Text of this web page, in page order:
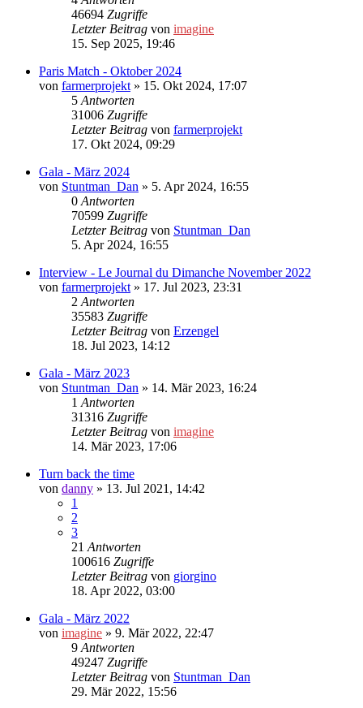
46694 Zugriffe
Letzter Beitrag von imagine
15. Sep 2025, 19:46
Paris Match - Oktober 2024
von farmerprojekt » 15. Okt 2024, 17:07
5 Antworten
31006 Zugriffe
Letzter Beitrag von farmerprojekt
17. Okt 2024, 09:29
Gala - März 2024
von Stuntman_Dan » 5. Apr 2024, 16:55
0 Antworten
70599 Zugriffe
Letzter Beitrag von Stuntman_Dan
5. Apr 2024, 16:55
Interview - Le Journal du Dimanche November 2022
von farmerprojekt » 17. Jul 2023, 23:31
2 Antworten
35583 Zugriffe
Letzter Beitrag von Erzengel
18. Jul 2023, 14:12
Gala - März 2023
von Stuntman_Dan » 14. Mär 2023, 16:24
1 Antworten
31316 Zugriffe
Letzter Beitrag von imagine
14. Mär 2023, 17:06
Turn back the time
von danny » 13. Jul 2021, 14:42
1
2
3
21 Antworten
100616 Zugriffe
Letzter Beitrag von giorgino
18. Apr 2022, 03:00
Gala - März 2022
von imagine » 9. Mär 2022, 22:47
9 Antworten
49247 Zugriffe
Letzter Beitrag von Stuntman_Dan
29. Mär 2022, 15:56